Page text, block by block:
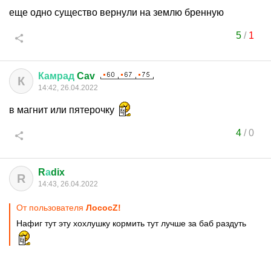
еще одно существо вернули на землю бренную
5/ 1
К Камрад Cav
14:42, 26.04.2022
в магнит или пятерочку
4/0
R Rаdix
14:43, 26.04.2022
От пользователя ЛососZ!
Нафиг тут эту хохлушку кормить тут лучше за баб раздуть